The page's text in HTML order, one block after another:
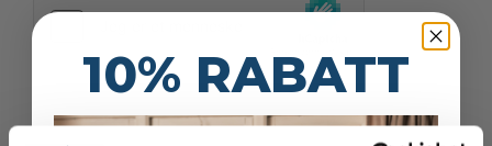
10% RABATT